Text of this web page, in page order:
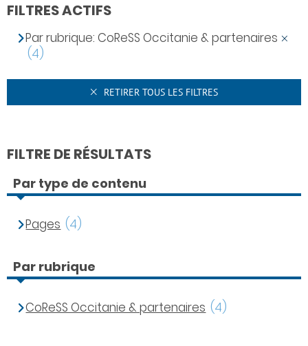
FILTRES ACTIFS
Par rubrique: CoReSS Occitanie & partenaires
(4)
RETIRER TOUS LES FILTRES
FILTRE DE RÉSULTATS
Par type de contenu
Pages (4)
Par rubrique
CoReSS Occitanie & partenaires (4)